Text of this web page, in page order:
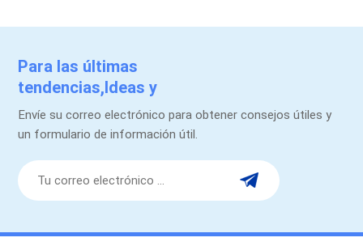
Para las últimas
tendencias,Ideas y
promociones.
Envíe su correo electrónico para obtener consejos útiles y
un formulario de información útil.